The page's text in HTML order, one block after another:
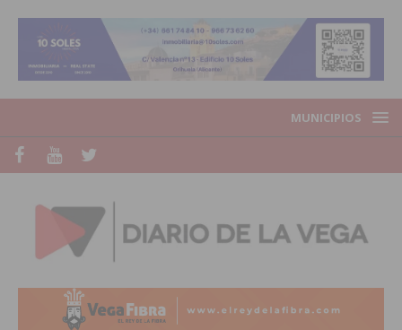
MUNICIPIOS